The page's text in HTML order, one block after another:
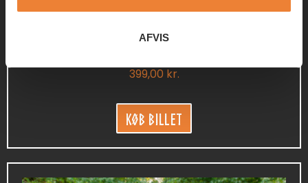
AFVIS
399,00 kr.
Køb Billet